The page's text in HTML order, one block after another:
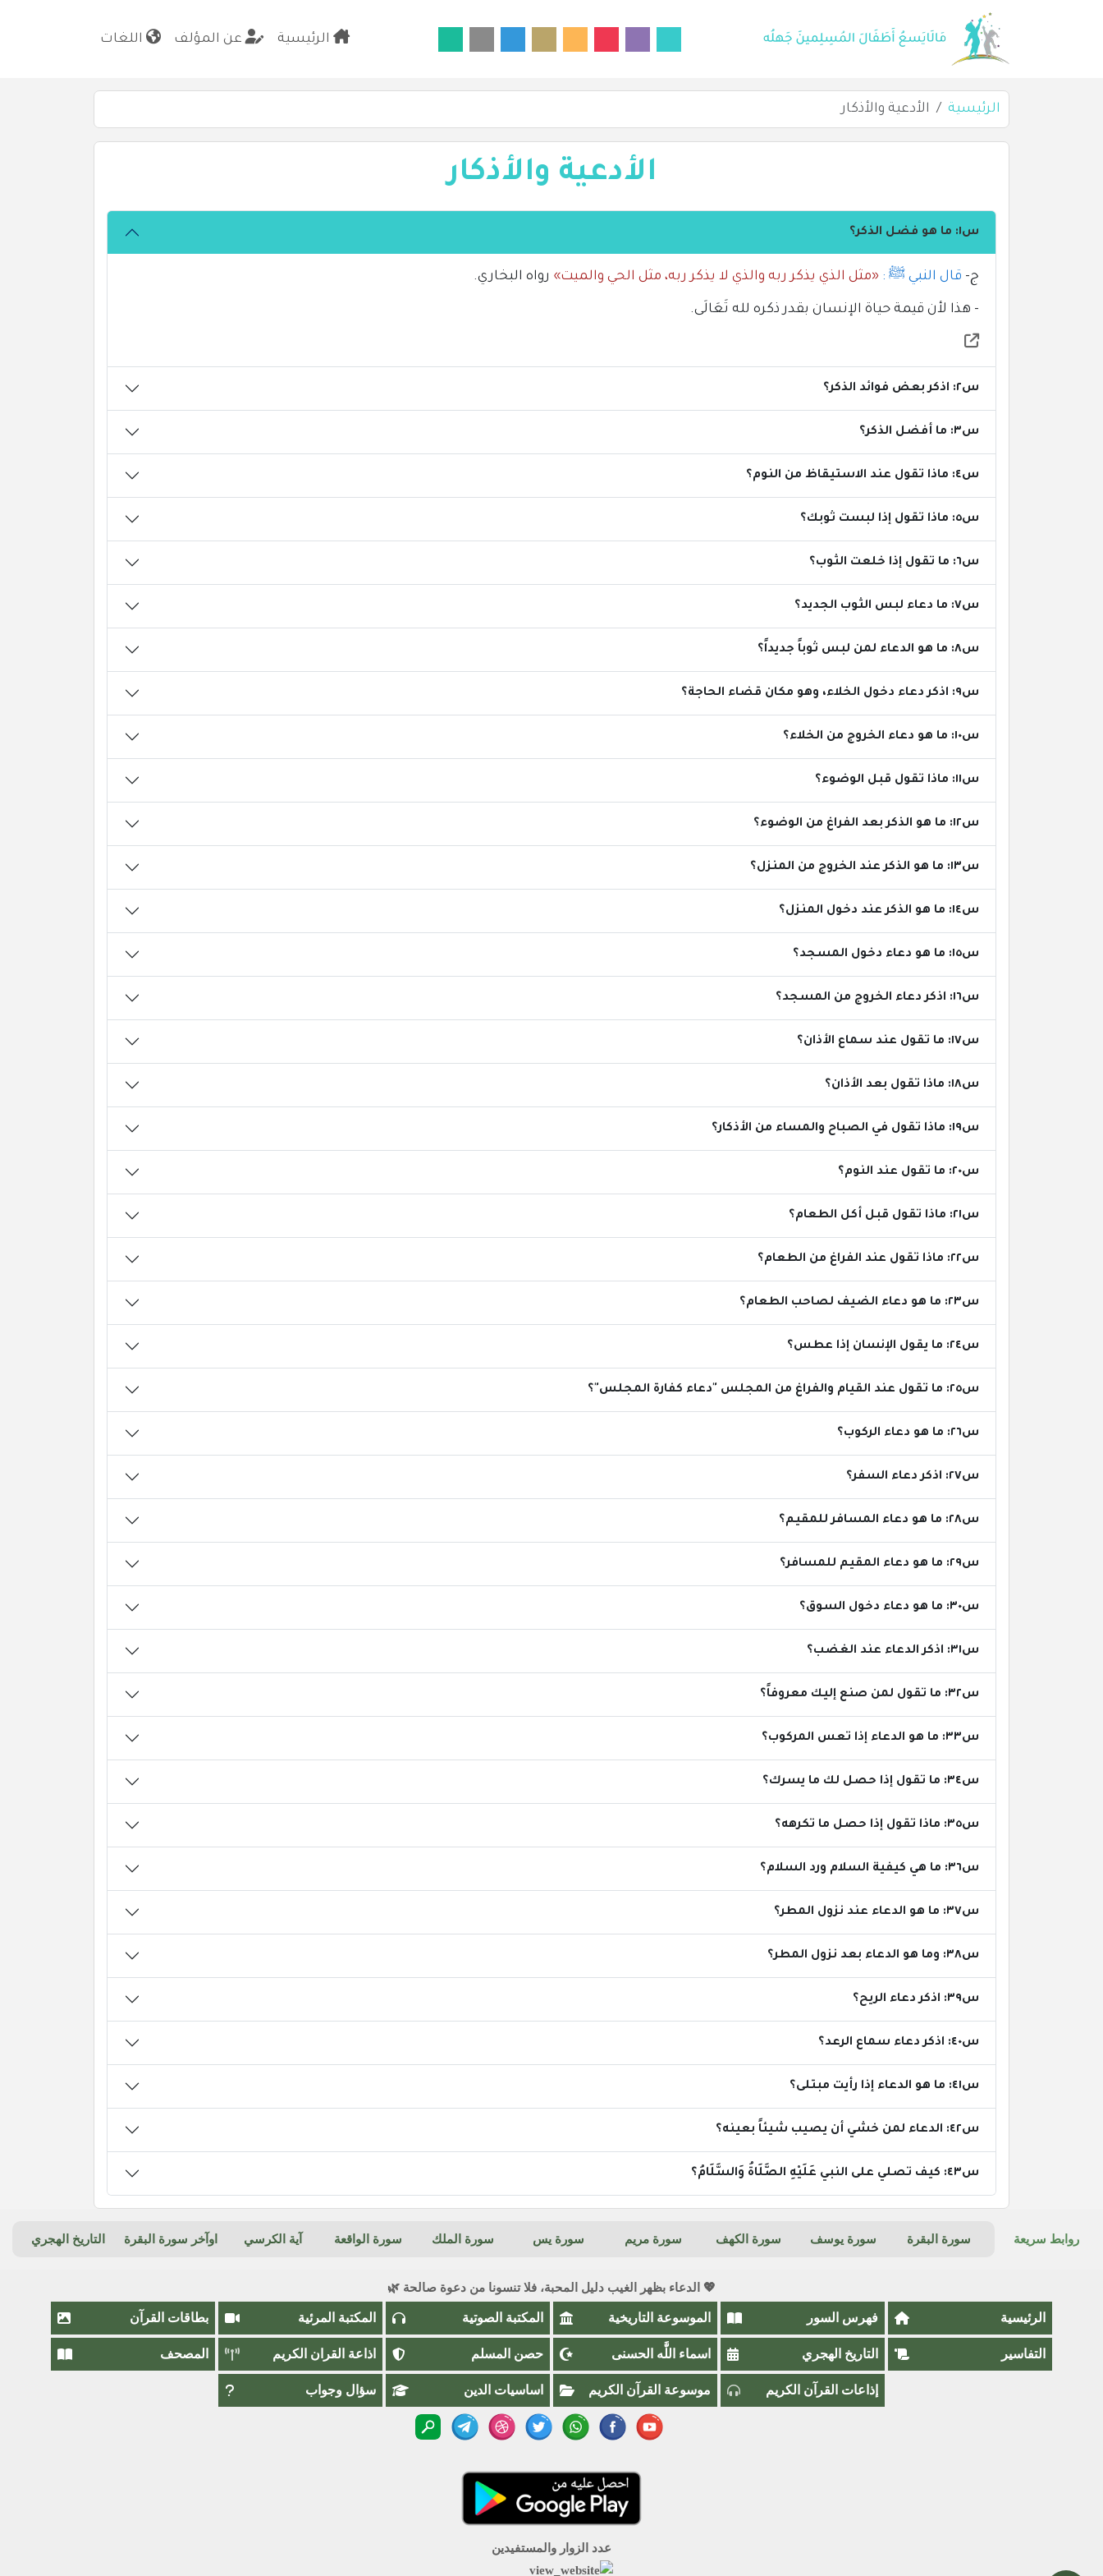
الرئيسية عن المؤلف اللغات
الرئيسية الأدعية والأذكار
الأدعية والأذكار
س١: ما هو فضل الذكر؟
ج- قال النبي ﷺ : «مثل الذي يذكر ربه والذي لا يذكر ربه، مثل الحي والميت» رواه البخاري.
- هذا لأن قيمة حياة الإنسان بقدر ذكره لله تَعَالَى.
س٢: اذكر بعض فوائد الذكر؟
س٣: ما أفضل الذكر؟
س٤: ماذا تقول عند الاستيقاظ من النوم؟
س٥: ماذا تقول إذا لبست ثوبك؟
س٦: ما تقول إذا خلعت الثوب؟
س٧: ما دعاء لبس الثوب الجديد؟
س٨: ما هو الدعاء لمن لبس ثوباً جديداً؟
س٩: اذكر دعاء دخول الخلاء، وهو مكان قضاء الحاجة؟
س١٠: ما هو دعاء الخروج من الخلاء؟
س١١: ماذا تقول قبل الوضوء؟
س١٢: ما هو الذكر بعد الفراغ من الوضوء؟
س١٣: ما هو الذكر عند الخروج من المنزل؟
س١٤: ما هو الذكر عند دخول المنزل؟
س١٥: ما هو دعاء دخول المسجد؟
س١٦: اذكر دعاء الخروج من المسجد؟
س١٧: ما تقول عند سماع الأذان؟
س١٨: ماذا تقول بعد الأذان؟
س١٩: ماذا تقول في الصباح والمساء من الأذكار؟
س٢٠: ما تقول عند النوم؟
س٢١: ماذا تقول قبل أكل الطعام؟
س٢٢: ماذا تقول عند الفراغ من الطعام؟
س٢٣: ما هو دعاء الضيف لصاحب الطعام؟
س٢٤: ما يقول الإنسان إذا عطس؟
س٢٥: ما تقول عند القيام والفراغ من المجلس "دعاء كفارة المجلس"؟
س٢٦: ما هو دعاء الركوب؟
س٢٧: اذكر دعاء السفر؟
س٢٨: ما هو دعاء المسافر للمقيم؟
س٢٩: ما هو دعاء المقيم للمسافر؟
س٣٠: ما هو دعاء دخول السوق؟
س٣١: اذكر الدعاء عند الغضب؟
س٣٢: ما تقول لمن صنع إليك معروفاً؟
س٣٣: ما هو الدعاء إذا تعس المركوب؟
س٣٤: ما تقول إذا حصل لك ما يسرك؟
س٣٥: ماذا تقول إذا حصل ما تكرهه؟
س٣٦: ما هي كيفية السلام ورد السلام؟
س٣٧: ما هو الدعاء عند نزول المطر؟
س٣٨: وما هو الدعاء بعد نزول المطر؟
س٣٩: اذكر دعاء الريح؟
س٤٠: اذكر دعاء سماع الرعد؟
س٤١: ما هو الدعاء إذا رأيت مبتلى؟
س٤٢: الدعاء لمن خشي أن يصيب شيئاً بعينه؟
س٤٣: كيف تصلي على النبي عَلَيْهِ الصَّلَاةُ وَالسَّلَامُ؟
روابط سريعة سورة البقرة سورة يوسف سورة الكهف سورة مريم سورة يس سورة الملك سورة الواقعة آية الكرسي اوآخر سورة البقرة التاريخ الهجري
💖 الدعاء بظهر الغيب دليل المحبة، فلا تنسونا من دعوة صالحة 🌿
الرئيسية فهرس السور الموسوعة التاريخية المكتبة الصوتية المكتبة المرئية بطاقات القرآن
التفاسير التاريخ الهجري اسماء اللَّٰه الحسنى حصن المسلم اذاعة القران الكريم المصحف
إذاعات القرآن الكريم موسوعة القرآن الكريم اساسيات الدين سؤال وجواب
عدد الزوار والمستفيدين